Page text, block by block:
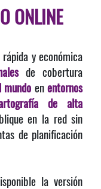
ONLINE
y económica
de cobertura
enentornos
de alta
en la red sin
de planificación
la versión